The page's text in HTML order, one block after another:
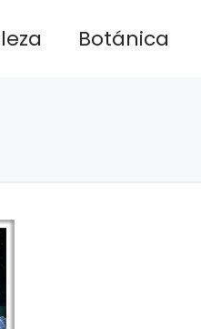
Botánica